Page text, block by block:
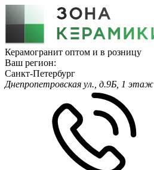
Керамогранит оптом и в розницу
Ваш регион:
Санкт-Петербург
Днепропетровская ул., д.9Б, 1 этаж